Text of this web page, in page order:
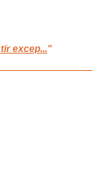
excep..."